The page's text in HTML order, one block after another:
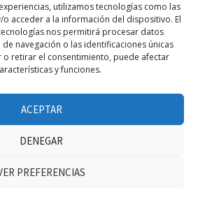
utilizamos tecnologías como las
acceder a la información del dispositivo. El
nos permitirá procesar datos
navegación o las identificaciones únicas
o retirar el consentimiento, puede afectar
y funciones.
ACEPTAR
DENEGAR
PREFERENCIAS